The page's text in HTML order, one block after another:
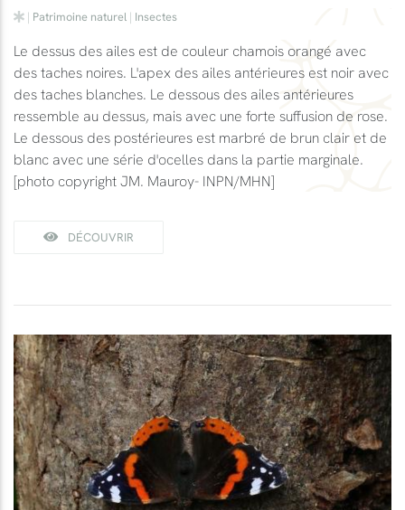
| Patrimoine naturel | Insectes
Le dessus des ailes est de couleur chamois orangé avec
des taches noires. L'apex des ailes antérieures est noir avec
des taches blanches. Le dessous des ailes antérieures
ressemble au dessus, mais avec une forte suffusion de rose.
Le dessous des postérieures est marbré de brun clair et de
blanc avec une série d'ocelles dans la partie marginale.
[photo copyright JM. Mauroy- INPN/MHN]
DÉCOUVRIR